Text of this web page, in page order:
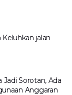
jalan
Sorotan, Ada
Anggaran